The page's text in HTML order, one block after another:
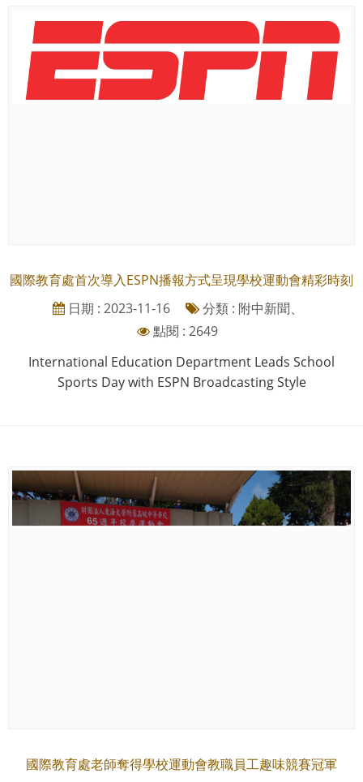
國際教育處首次導入ESPN播報方式呈現學校運動會精彩時刻
日期 : 2023-11-16
分類 : 附中新聞、
點閱 : 2649
International Education Department Leads School
Sports Day with ESPN Broadcasting Style
國際教育處老師奪得學校運動會教職員工趣味競賽冠軍